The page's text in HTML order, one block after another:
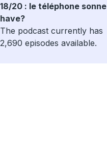
18/20 : le téléphone sonne
have?
The podcast currently has
2,690 episodes available.